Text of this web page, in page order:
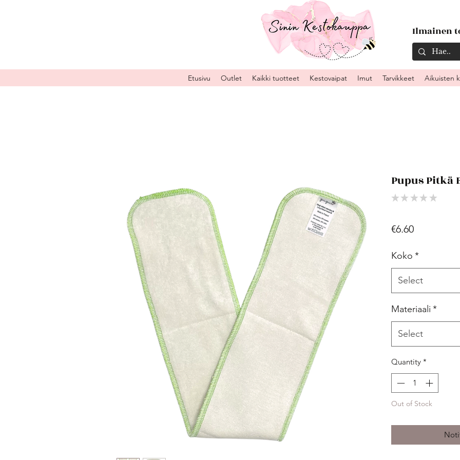
Ilmainen
Etusivu Outlet Kaikki tuotteet Kestovaipat Imut Tarvikkeet Aikuisten
Pupus Pitkä
★ ★ ★ ★ ★
€6.60Price
Koko *
Select
Materiaali *
Select
Quantity *
Out of Stock